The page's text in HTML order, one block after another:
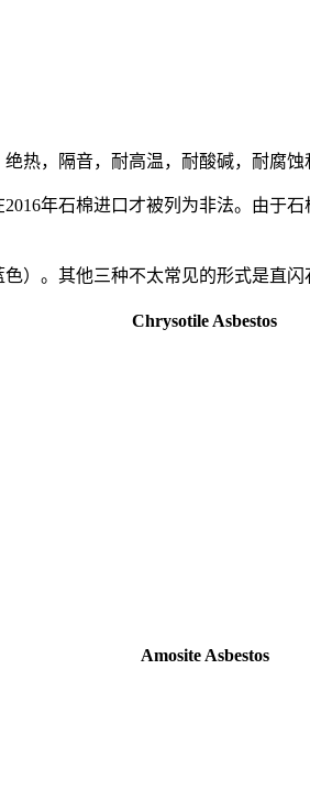
热，隔音，耐高温，耐酸碱，耐腐
年石棉进口才被列为非法。由于
）。其他三种不太常见的形式是直
Chrysotile Asbestos
Amosite Asbestos